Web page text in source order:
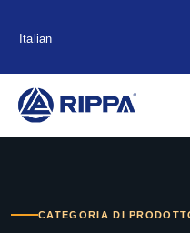
Italian
CATEGORIA DI